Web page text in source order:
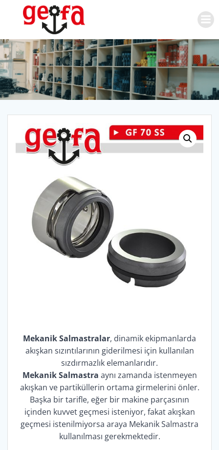
Mekanik Salmastralar, dinamik ekipmanlarda
akışkan sızıntılarının giderilmesi için kullanılan
sızdırmazlık elemanlarıdır.
Mekanik Salmastra aynı zamanda istenmeyen
akışkan ve partiküllerin ortama girmelerini önler.
Başka bir tarifle, eğer bir makine parçasının
içinden kuvvet geçmesi isteniyor, fakat akışkan
geçmesi istenilmiyorsa araya Mekanik Salmastra
kullanılması gerekmektedir.